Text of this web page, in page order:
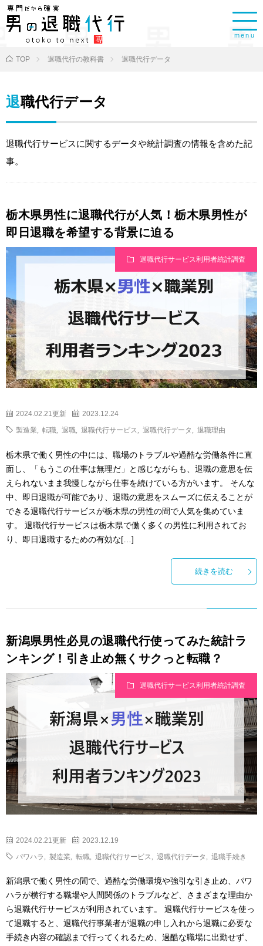
menu
TOP 退職代行の教科書 退職代行データ
退職代行データ
退職代行サービスに関するデータや統計調査の情報を含めた記
事。
栃木県男性に退職代行が人気！栃木県男性が
即日退職を希望する背景に迫る
退職代行サービス利用者統計調査
2024.02.21更新 2023.12.24
製造業 転職 退職 退職代行サービス 退職代行データ 退職理由
栃木県で働く男性の中には、職場のトラブルや過酷な労働条件に直
面し、「もうこの仕事は無理だ」と感じながらも、退職の意思を伝
えられないまま我慢しながら仕事を続けている方がいます。 そんな
中、即日退職が可能であり、退職の意思をスムーズに伝えることが
できる退職代行サービスが栃木県の男性の間で人気を集めていま
す。 退職代行サービスは栃木県で働く多くの男性に利用されてお
り、即日退職するための有効な[…]
続きを読む
新潟県男性必見の退職代行使ってみた統計ラ
ンキング！引き止め無くサクっと転職？
退職代行サービス利用者統計調査
2024.02.21更新 2023.12.19
パワハラ 製造業 転職 退職代行サービス 退職代行データ 退職手続き
新潟県で働く男性の間で、過酷な労働環境や強引な引き止め、パワ
ハラが横行する職場や人間関係のトラブルなど、さまざまな理由か
ら退職代行サービスが利用されています。 退職代行サービスを使っ
て退職すると、退職代行事業者が退職の申し入れから退職に必要な
手続き内容の確認まで行ってくれるため、過酷な職場に出勤せず、